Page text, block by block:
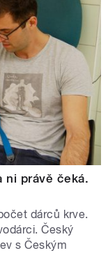
ni právě čeká.
dárců krve.
Český
s Českým